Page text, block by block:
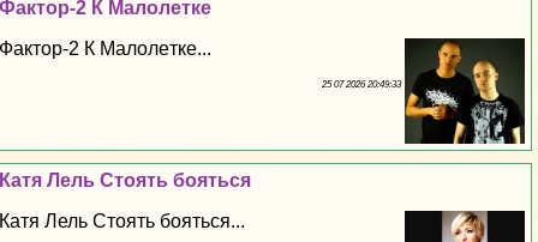
Фактор-2 К Maлoлeтке
Фактор-2 К Maлoлeтке...
25 07 2026 20:49:33
Катя Лель Стоять бояться
Катя Лель Стоять бояться...